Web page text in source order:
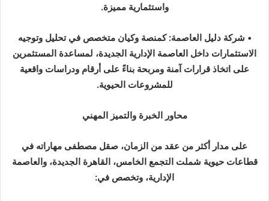
واستثمارية مميزة.
• شركة دليل العاصمة: كمنصة وكيان متخصص في تحليل وتوجيه
الاستثمارات داخل العاصمة الإدارية الجديدة، لمساعدة المستثمرين
على اتخاذ قرارات آمنة ومربحة بناءً على أرقام ودراسات واقعية
للمشروعات الحيوية.
محاور الخبرة والتميز المهني
على مدار أكثر من عقد من الزمان، صقل مصطفى مهاراته في
قطاعات حيوية شملت التجمع الخامس، القاهرة الجديدة، والعاصمة
الإدارية، وتخصص في: